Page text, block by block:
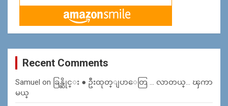
Recent Comments
Samuel on ခြန္ဆိုင္း ● ဦးထုတ္ျပာေတြ … လာတယ္… ၾကာ
မယ္